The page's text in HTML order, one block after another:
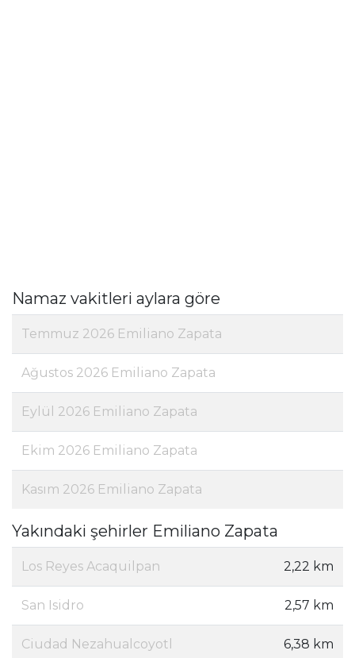
Namaz vakitleri aylara göre
Temmuz 2026 Emiliano Zapata
Ağustos 2026 Emiliano Zapata
Eylül 2026 Emiliano Zapata
Ekim 2026 Emiliano Zapata
Kasım 2026 Emiliano Zapata
Yakındaki şehirler Emiliano Zapata
Los Reyes Acaquilpan 2,22 km
San Isidro 2,57 km
Ciudad Nezahualcoyotl 6,38 km